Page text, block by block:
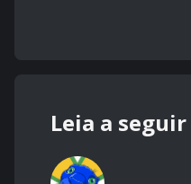
Leia a seguir